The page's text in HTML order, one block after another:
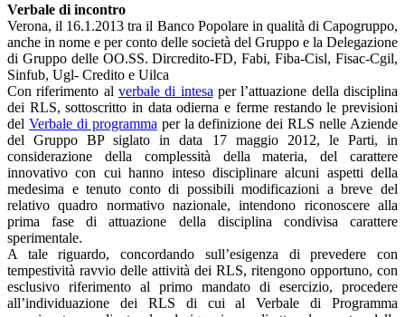
Verbale di incontro
Verona, il 16.1.2013 tra il Banco Popolare in qualità di Capogruppo,
anche in nome e per conto delle società del Gruppo e la Delegazione
di Gruppo delle OO.SS. Dircredito-FD, Fabi, Fiba-Cisl, Fisac-Cgil,
Sinfub, Ugl- Credito e Uilca
Con riferimento al verbale di intesa per l’attuazione della disciplina
dei RLS, sottoscritto in data odierna e ferme restando le previsioni
del Verbale di programma per la definizione dei RLS nelle Aziende
del Gruppo BP siglato in data 17 maggio 2012, le Parti, in
considerazione della complessità della materia, del carattere
innovativo con cui hanno inteso disciplinare alcuni aspetti della
medesima e tenuto conto di possibili modificazioni a breve del
relativo quadro normativo nazionale, intendono riconoscere alla
prima fase di attuazione della disciplina condivisa carattere
sperimentale.
A tale riguardo, concordando sull’esigenza di prevedere con
tempestività ravvio delle attività dei RLS, ritengono opportuno, con
esclusivo riferimento al primo mandato di esercizio, procedere
all’individuazione dei RLS di cui al Verbale di Programma